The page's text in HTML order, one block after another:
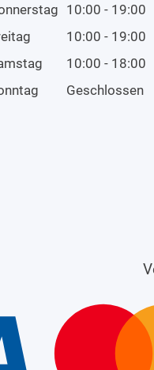
10:00 - 19:00
10:00 - 19:00
10:00 - 18:00
Geschlossen